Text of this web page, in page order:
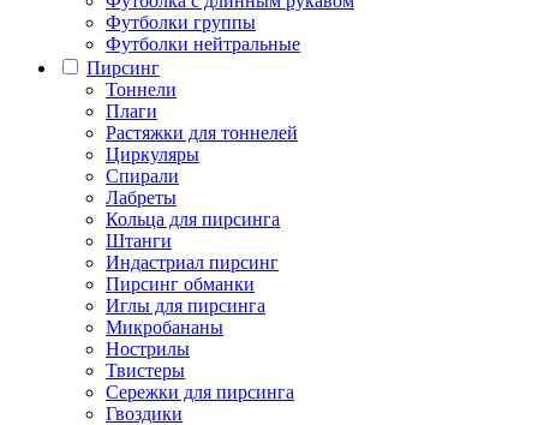
Футболки группы
Футболки нейтральные
Пирсинг
Тоннели
Плаги
Растяжки для тоннелей
Циркуляры
Спирали
Лабреты
Кольца для пирсинга
Штанги
Индастриал пирсинг
Пирсинг обманки
Иглы для пирсинга
Микробананы
Нострилы
Твистеры
Сережки для пирсинга
Гвоздики